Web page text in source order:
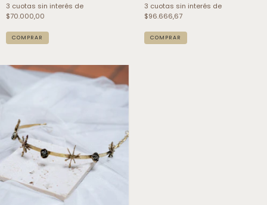
3 cuotas sin interés de
$70.000,00
COMPRAR
3 cuotas sin interés de
$96.666,67
COMPRAR